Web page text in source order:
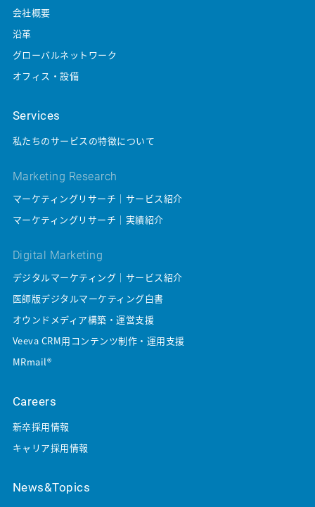
会社概要
沿革
グローバルネットワーク
オフィス・設備
Services
私たちのサービスの特徴について
Marketing Research
マーケティングリサーチ｜サービス紹介
マーケティングリサーチ｜実績紹介
Digital Marketing
デジタルマーケティング｜サービス紹介
医師版デジタルマーケティング白書
オウンドメディア構築・運営支援
Veeva CRM用コンテンツ制作・運用支援
MRmail®
Careers
新卒採用情報
キャリア採用情報
News&Topics